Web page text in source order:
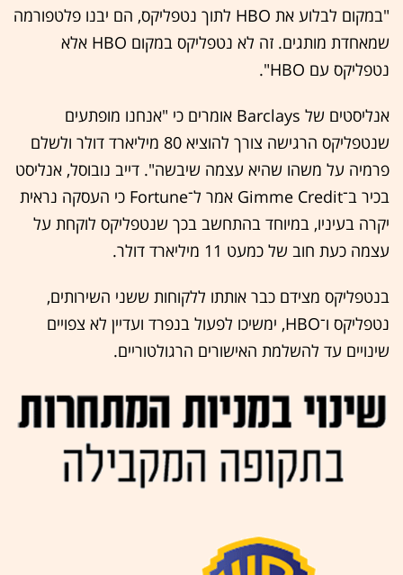
"במקום לבלוע את HBO לתוך נטפליקס, הם יבנו פלטפורמה
שמאחדת מותגים. זה לא נטפליקס במקום HBO אלא
נטפליקס עם HBO".
אנליסטים של Barclays אומרים כי "אנחנו מופתעים
שנטפליקס הרגישה צורך להוציא 80 מיליארד דולר ולשלם
פרמיה על משהו שהיא עצמה שיבשה". דייב נובוסל, אנליסט
בכיר ב־Gimme Credit אמר ל־Fortune כי העסקה נראית
יקרה בעיניו, במיוחד בהתחשב בכך שנטפליקס לוקחת על
עצמה כעת חוב של כמעט 11 מיליארד דולר.
בנטפליקס מצידם כבר אותתו ללקוחות ששני השירותים,
נטפליקס ו־HBO, ימשיכו לפעול בנפרד ועדיין לא צפויים
שינויים עד להשלמת האישורים הרגולטוריים.